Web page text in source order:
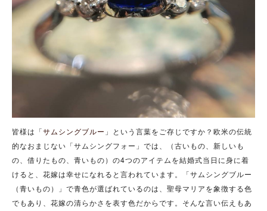
皆様は「サムシングブルー 」という言葉をご存じですか？欧米の伝統
的なおまじない「サムシングフォー」では、（古いもの、新しいも
の、借りたもの、青いもの）の4つのアイテムを結婚式当日に身に着
けると、花嫁は幸せになれると言われています。「サムシングブルー
（青いもの）」で青色が選ばれているのは、聖母マリアを象徴する色
でもあり、花嫁の清らかさを表す色だからです。そんな言い伝えもあ